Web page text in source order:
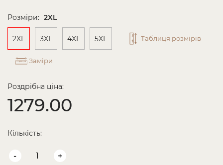
Розміри: 2XL
2XL 3XL 4XL 5XL Таблиця розмірів
Заміри
Роздрібна ціна:
1279.00
Кількість:
- +